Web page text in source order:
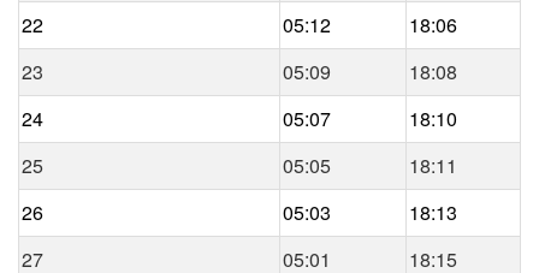
22
05:12
18:06
23
05:09
18:08
24
05:07
18:10
25
05:05
18:11
26
05:03
18:13
27
05:01
18:15